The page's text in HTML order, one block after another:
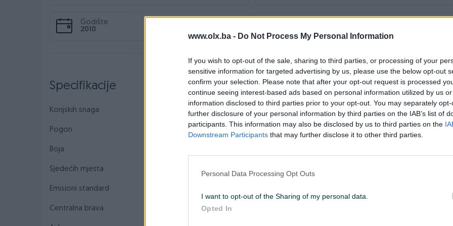
www.olx.ba - Do Not Process My Personal Information
If you wish to opt-out of the sale, sharing to third parties, or processing of your
sensitive information for targeted advertising by us, please use the below opt-out
confirm your selection. Please note that after your opt-out request is processed
continue seeing interest-based ads based on personal information utilized by us
information disclosed to third parties prior to your opt-out. You may separately
further disclosure of your personal information by third parties on the IAB’s list of
participants. This information may also be disclosed by us to third parties on the
Downstream Participants that may further disclose it to other third parties.
Personal Data Processing Opt Outs
I want to opt-out of the Sharing of my personal data.
Opted In
Godište
2010
Specifikacije
Konjskih snaga Malo auto
Pogon Godina prve registracije
Boja
Sjedećih mjesta Broj stepeni prijenosa
Emisioni standard
Centralna brava